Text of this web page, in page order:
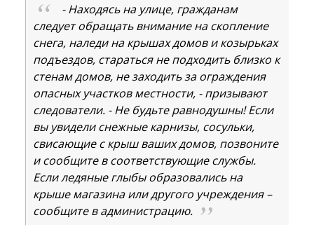
- Находясь на улице, гражданам
следует обращать внимание на скопление
снега, наледи на крышах домов и козырьках
подъездов, стараться не подходить близко к
стенам домов, не заходить за ограждения
опасных участков местности, - призывают
следователи. - Не будьте равнодушны! Если
вы увидели снежные карнизы, сосульки,
свисающие с крыш ваших домов, позвоните
и сообщите в соответствующие службы.
Если ледяные глыбы образовались на
крыше магазина или другого учреждения –
сообщите в администрацию.